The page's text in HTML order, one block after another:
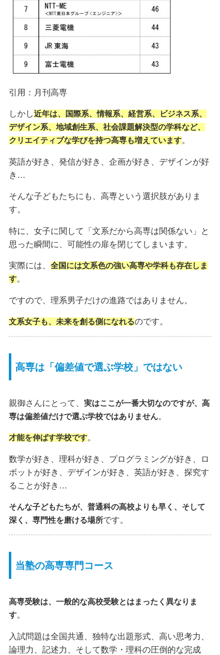
引用：月刊高専
しかし近年は、国際系、情報系、経営系、ビジネス系、
デザイン系、地域創生系、社会課題解決型の学科など、
クリエイティブな学びを持つ高専も増えています。
英語が好き、発信が好き、企画が好き、デザインが好
き…
そんな子どもたちにも、高専という選択肢がありま
す。
特に、女子に関して「文系だから高専は関係ない」と
思った瞬間に、可能性の扉を閉じてしまいます。
実際には、 全国には文系色の強い高専や学科も存在しま
す。
ですので、理系男子だけの進路ではありません。
文系女子も、未来を創る側になれるのです。
高専は「偏差値で選ぶ学校」ではない
親御さんにとって、 実はここが一番大切なのですが、高
専は偏差値だけで選ぶ学校ではありません。
才能を伸ばす学校です。
数学が好き、理科が好き、プログラミングが好き、ロ
ボットが好き、デザインが好き、英語が好き、探究す
ることが好き…
そんな子どもたちが、普通科の高校よりも早く、そして
深く、専門性を磨ける場所です。
当塾の高専専門コース
高専受験は、一般的な高校受験とはまったく異なりま
す。
入試問題は全国共通、独特な出題形式、高い思考力、
論理力、記述力、そして数学・理科の圧倒的な完成